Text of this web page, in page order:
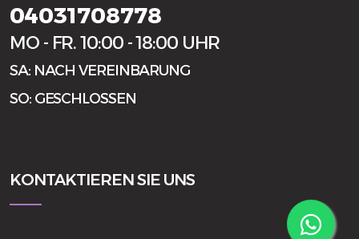
04031708778
MO - FR. 10:00 - 18:00 UHR
SA: NACH VEREINBARUNG
SO: GESCHLOSSEN
KONTAKTIEREN SIE UNS